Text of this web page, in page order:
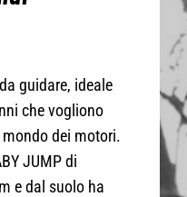
guidare, ideale
che vogliono
dei motori.
JUMP di
e dal suolo ha